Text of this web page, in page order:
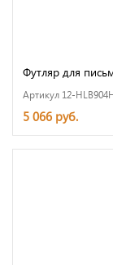
Футляр для
Артикул 12-
5 066 руб.